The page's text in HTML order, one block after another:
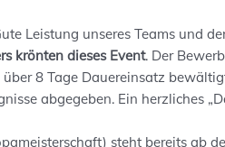
Leistung unseres Teams und
krönten dieses Event. Der
8 Tage Dauereinsatz
abgegeben. Ein herzliches
steht bereits ab